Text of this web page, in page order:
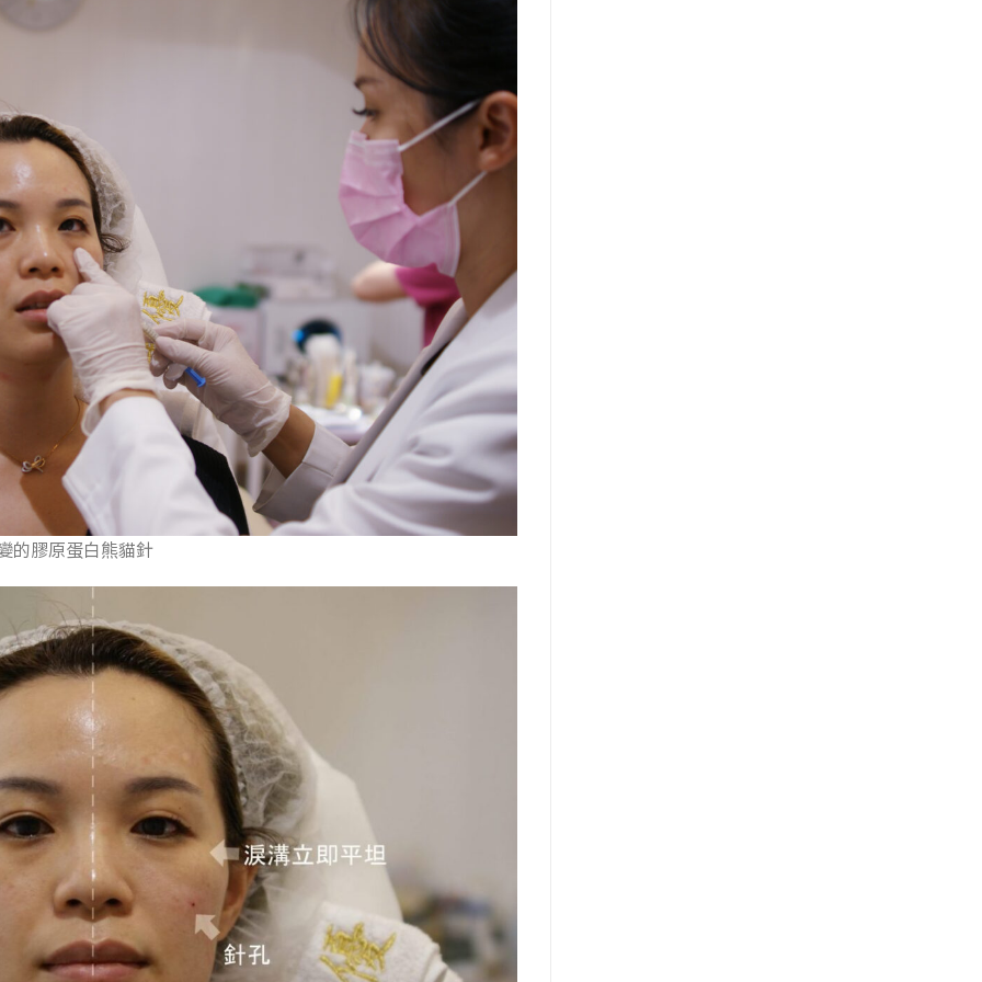
的膠原蛋白熊貓針